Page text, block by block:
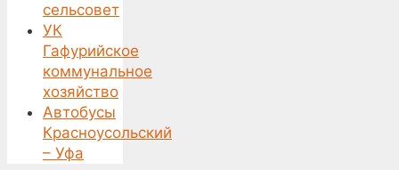
сельсовет
УК
Гафурийское
коммунальное
хозяйство
Автобусы
Красноусольский
– Уфа